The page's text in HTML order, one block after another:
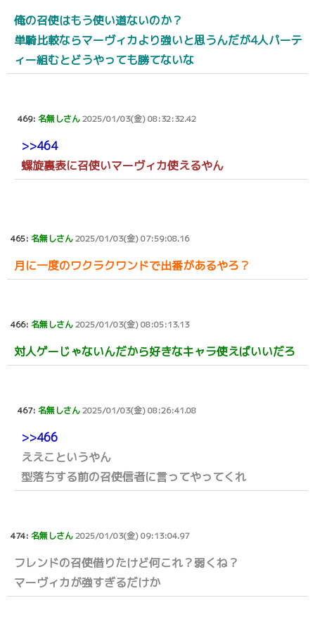
俺の召使はもう使い道ないのか？
単騎比較ならマーヴィカより強いと思うんだが4人パーテ
ィー組むとどうやっても勝てないな
469: 名無しさん2025/01/03(金) 08:32:32.42
>>464
螺旋裏表に召使いマーヴィカ使えるやん
465: 名無しさん2025/01/03(金) 07:59:08.16
月に一度のワクラクワンドで出番があるやろ？
466: 名無しさん2025/01/03(金) 08:05:13.13
対人ゲーじゃないんだから好きなキャラ使えばいいだろ
467: 名無しさん2025/01/03(金) 08:26:41.08
>>466
ええこというやん
型落ちする前の召使信者に言ってやってくれ
474: 名無しさん2025/01/03(金) 09:13:04.97
フレンドの召使借りたけど何これ？弱くね？
マーヴィカが強すぎるだけか